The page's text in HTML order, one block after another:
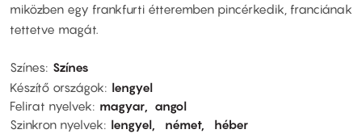
miközben egy frankfurti étteremben pincérkedik, franciának
tettetve magát.
Színes Színes
Készítő országok
lengyel
Felirat nyelvek
magyar
angol
Szinkron nyelvek
lengyel német héber